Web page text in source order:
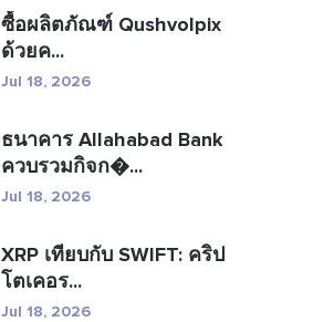
ซื้อผลิตภัณฑ์ Qushvolpix
ด้วยค...
Jul 18, 2026
ธนาคาร Allahabad Bank
ควบรวมกิจก�...
Jul 18, 2026
XRP เทียบกับ SWIFT: คริป
โตเคอร...
Jul 18, 2026